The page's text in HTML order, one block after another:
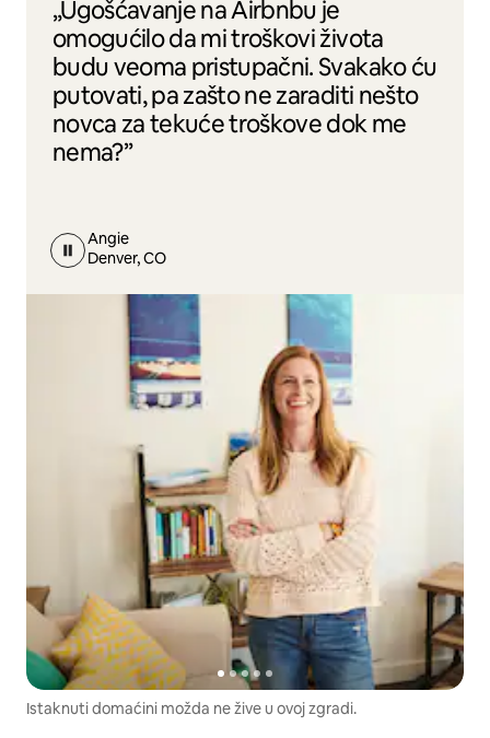
„Ugošćavanje na Airbnbu je
omogućilo da mi troškovi života
budu veoma pristupačni. Svakako ću
putovati, pa zašto ne zaraditi nešto
novca za tekuće troškove dok me
nema?”
Angie
Denver, CO
Istaknuti domaćini možda ne žive u ovoj zgradi.